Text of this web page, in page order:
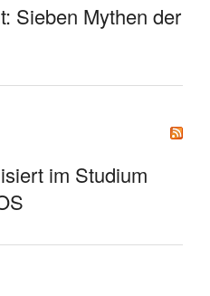
Sieben Mythen der
im Studium